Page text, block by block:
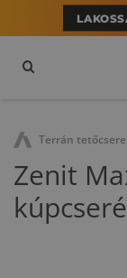
Terrán
Zenit